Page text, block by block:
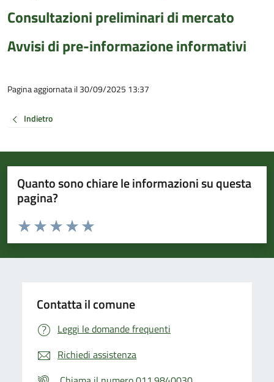
Consultazioni preliminari di mercato
Avvisi di pre-informazione informativi
Pagina aggiornata il 30/09/2025 13:37
Indietro
Quanto sono chiare le informazioni su questa
pagina?
Valuta da 1 a 5 stelle la pagina
Valuta 5 stelle su 5
Valuta 4 stelle su 5
Valuta 3 stelle su 5
Valuta 2 stelle su 5
Valuta 1 stelle su 5
Contatta il comune
Leggi le domande frequenti
Richiedi assistenza